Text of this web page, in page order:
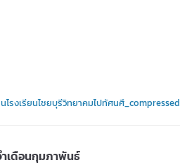
โรงเรียนไชยบุรีวิทยาคมไปทัศนศึ_compressed
ำเดือนกุมภาพันธ์